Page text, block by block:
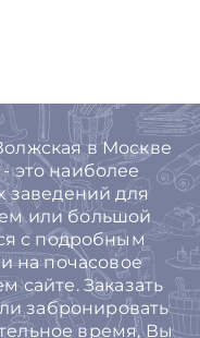
в Москве
это наиболее
заведений для
или большой
с подробным
на почасовое
Заказать
забронировать
время, Вы